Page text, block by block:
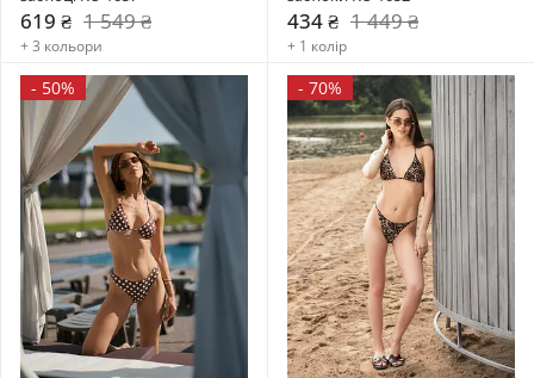
619 ₴ 1 549 ₴
+ 3 кольори
434 ₴ 1 449 ₴
+ 1 колір
- 50% - 70%